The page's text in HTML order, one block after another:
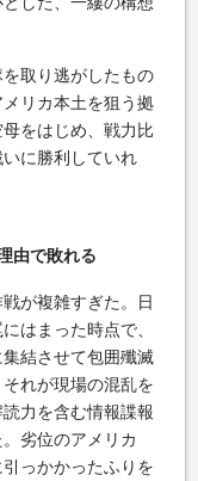
取り逃がしたもの
リカ本土を狙う拠
をはじめ、戦力比
に勝利していれ
由で敗れる
が複雑すぎた。日
はまった時点で、
結させて包囲殲滅
れが現場の混乱を
力を含む情報諜報
劣位のアメリカ
っかかったふりを